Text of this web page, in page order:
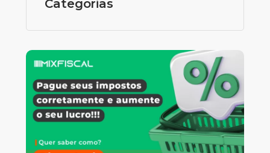
Categorias